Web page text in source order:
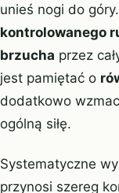
unieś nogi do
kontrolowanego
brzucha przez
jest pamiętać o
dodatkowo
ogólną siłę.
Systematyczne
przynosi szereg